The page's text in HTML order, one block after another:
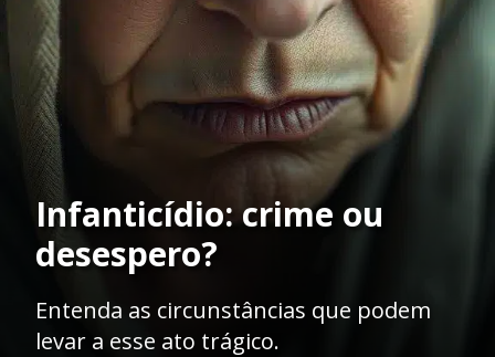
Infanticídio: crime ou
desespero?
Entenda as circunstâncias que podem
levar a esse ato trágico.